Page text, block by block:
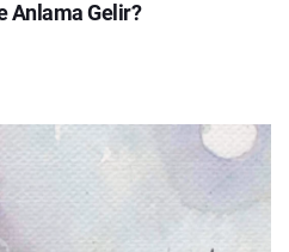
Anlama Gelir?